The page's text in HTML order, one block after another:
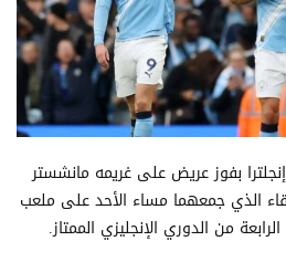
بفوز عريض على غريمه مانشستر
الذي جمعهما مساء الأحد على ملعب
من الدوري الإنجليزي الممتاز.